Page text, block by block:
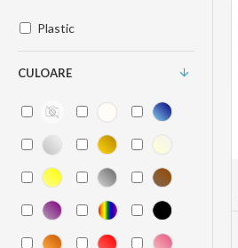
Plastic
CULOARE